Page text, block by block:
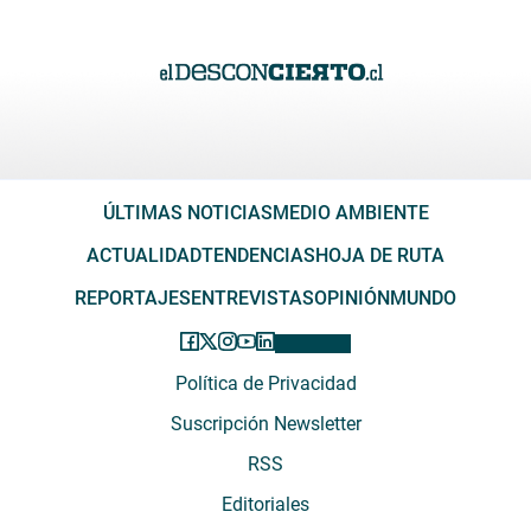
ÚLTIMAS NOTICIASMEDIO AMBIENTE
ACTUALIDADTENDENCIASHOJA DE RUTA
REPORTAJESENTREVISTASOPINIÓNMUNDO
Política de Privacidad
Suscripción Newsletter
RSS
Editoriales